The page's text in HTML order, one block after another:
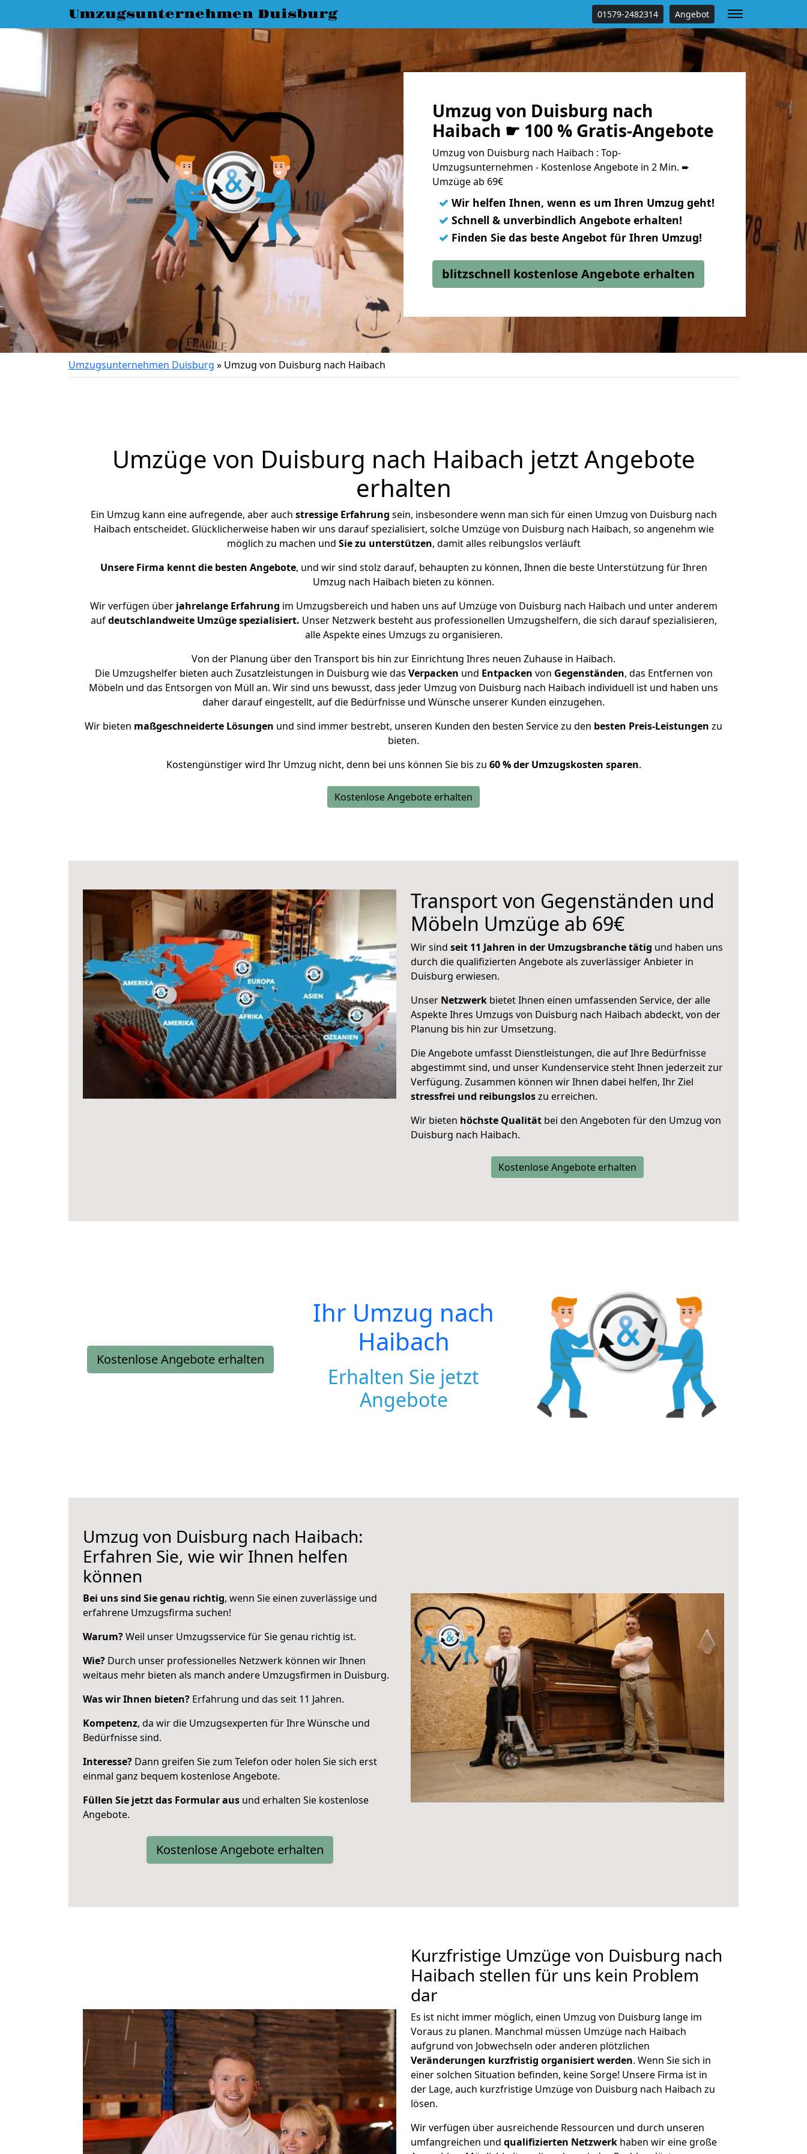
Umzugsunternehmen Duisburg 01579-2482314 Angebot
Umzug von Duisburg nach
Haibach ☛ 100 % Gratis-Angebote
Umzug von Duisburg nach Haibach : Top-
Umzugsunternehmen - Kostenlose Angebote in 2 Min. ➨
Umzüge ab 69€
✓ Wir helfen Ihnen, wenn es um Ihren Umzug geht!
✓ Schnell & unverbindlich Angebote erhalten!
✓ Finden Sie das beste Angebot für Ihren Umzug!
blitzschnell kostenlose Angebote erhalten
Umzugsunternehmen Duisburg » Umzug von Duisburg nach Haibach
Umzüge von Duisburg nach Haibach jetzt Angebote
erhalten
Ein Umzug kann eine aufregende, aber auch stressige Erfahrung sein, insbesondere wenn man sich für einen Umzug von Duisburg nach
Haibach entscheidet. Glücklicherweise haben wir uns darauf spezialisiert, solche Umzüge von Duisburg nach Haibach, so angenehm wie
möglich zu machen und Sie zu unterstützen, damit alles reibungslos verläuft
Unsere Firma kennt die besten Angebote, und wir sind stolz darauf, behaupten zu können, Ihnen die beste Unterstützung für Ihren
Umzug nach Haibach bieten zu können.
Wir verfügen überjahrelange Erfahrung im Umzugsbereich und haben uns auf Umzüge von Duisburg nach Haibach und unter anderem
aufdeutschlandweite Umzüge spezialisiert. Unser Netzwerk besteht aus professionellen Umzugshelfern, die sich darauf spezialisieren,
alle Aspekte eines Umzugs zu organisieren.
Von der Planung über den Transport bis hin zur Einrichtung Ihres neuen Zuhause in Haibach.
Die Umzugshelfer bieten auch Zusatzleistungen in Duisburg wie das Verpacken und Entpacken von Gegenständen, das Entfernen von
Möbeln und das Entsorgen von Müll an. Wir sind uns bewusst, dass jeder Umzug von Duisburg nach Haibach individuell ist und haben uns
daher darauf eingestellt, auf die Bedürfnisse und Wünsche unserer Kunden einzugehen.
Wir bieten maßgeschneiderte Lösungen und sind immer bestrebt, unseren Kunden den besten Service zu den besten Preis-Leistungen zu
bieten.
Kostengünstiger wird Ihr Umzug nicht, denn bei uns können Sie bis zu 60 % der Umzugskosten sparen.
Kostenlose Angebote erhalten
Transport von Gegenständen und
Möbeln Umzüge ab 69€
Wir sind seit 11 Jahren in der Umzugsbranche tätig und haben uns
durch die qualifizierten Angebote als zuverlässiger Anbieter in
Duisburg erwiesen.
Unser Netzwerk bietet Ihnen einen umfassenden Service, der alle
Aspekte Ihres Umzugs von Duisburg nach Haibach abdeckt, von der
Planung bis hin zur Umsetzung.
Die Angebote umfasst Dienstleistungen, die auf Ihre Bedürfnisse
abgestimmt sind, und unser Kundenservice steht Ihnen jederzeit zur
Verfügung. Zusammen können wir Ihnen dabei helfen, Ihr Ziel
stressfrei und reibungsloszu erreichen.
Wir bieten höchste Qualität bei den Angeboten für den Umzug von
Duisburg nach Haibach.
Kostenlose Angebote erhalten
Kostenlose Angebote erhalten
Ihr Umzug nach
Haibach
Erhalten Sie jetzt
Angebote
Umzug von Duisburg nach Haibach:
Erfahren Sie, wie wir Ihnen helfen
können
Bei uns sind Sie genau richtig, wenn Sie einen zuverlässige und
erfahrene Umzugsfirma suchen!
Warum?Weil unser Umzugsservice für Sie genau richtig ist.
Wie? Durch unser professionelles Netzwerk können wir Ihnen
weitaus mehr bieten als manch andere Umzugsfirmen in Duisburg.
Was wir Ihnen bieten? Erfahrung und das seit 11 Jahren.
Kompetenz, da wir die Umzugsexperten für Ihre Wünsche und
Bedürfnisse sind.
Interesse? Dann greifen Sie zum Telefon oder holen Sie sich erst
einmal ganz bequem kostenlose Angebote.
Füllen Sie jetzt das Formular aus und erhalten Sie kostenlose
Angebote.
Kostenlose Angebote erhalten
Kurzfristige Umzüge von Duisburg nach
Haibach stellen für uns kein Problem
dar
Es ist nicht immer möglich, einen Umzug von Duisburg lange im
Voraus zu planen. Manchmal müssen Umzüge nach Haibach
aufgrund von Jobwechseln oder anderen plötzlichen
Veränderungen kurzfristig organisiert werden. Wenn Sie sich in
einer solchen Situation befinden, keine Sorge! Unsere Firma ist in
der Lage, auch kurzfristige Umzüge von Duisburg nach Haibach zu
lösen.
Wir verfügen über ausreichende Ressourcen und durch unseren
umfangreichen und qualifizierten Netzwerk haben wir eine große